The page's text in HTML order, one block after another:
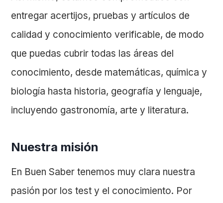
entregar acertijos, pruebas y artículos de
calidad y conocimiento verificable, de modo
que puedas cubrir todas las áreas del
conocimiento, desde matemáticas, química y
biología hasta historia, geografía y lenguaje,
incluyendo gastronomía, arte y literatura.
Nuestra misión
En Buen Saber tenemos muy clara nuestra
pasión por los test y el conocimiento. Por